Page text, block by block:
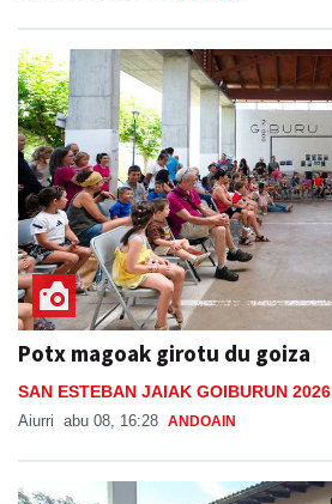
Potx magoak girotu du goiza
SAN ESTEBAN JAIAK GOIBURUN 2026
Aiurri abu 08, 16:28 ANDOAIN